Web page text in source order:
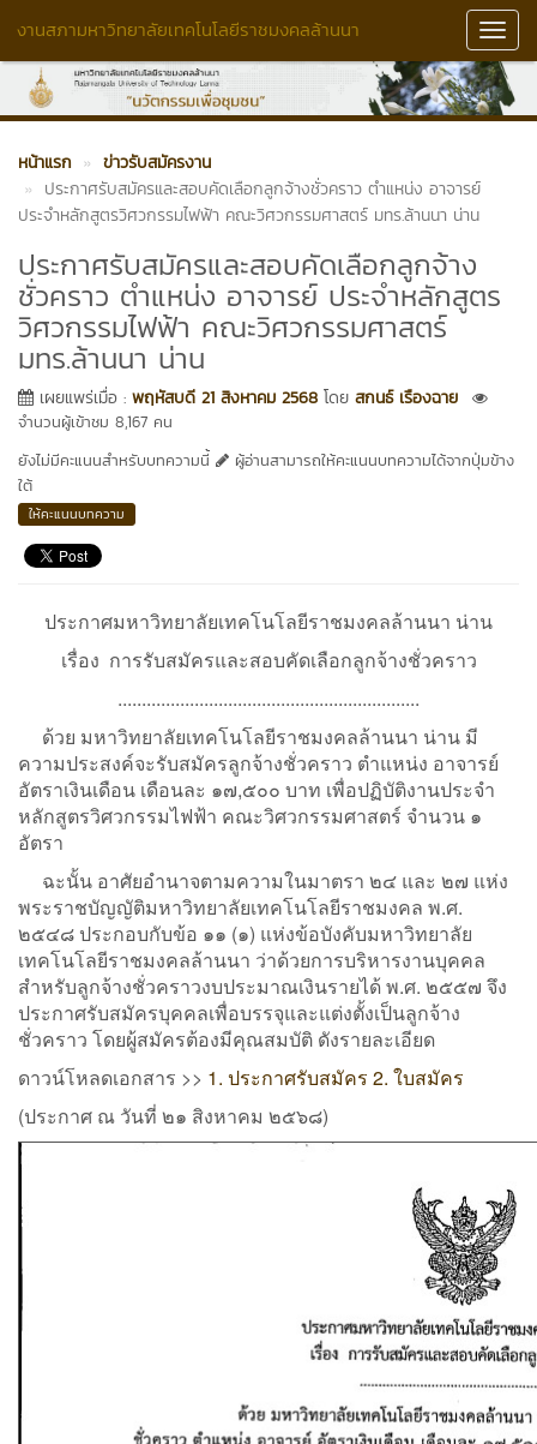
งานสภามหาวิทยาลัยเทคโนโลยีราชมงคลล้านนา
หน้าแรก
ข่าวรับสมัครงาน
ประกาศรับสมัครและสอบคัดเลือกลูกจ้างชั่วคราว ตำแหน่ง อาจารย์
ประจำหลักสูตรวิศวกรรมไฟฟ้า คณะวิศวกรรมศาสตร์ มทร.ล้านนา น่าน
ประกาศรับสมัครและสอบคัดเลือกลูกจ้าง
ชั่วคราว ตำแหน่ง อาจารย์ ประจำหลักสูตร
วิศวกรรมไฟฟ้า คณะวิศวกรรมศาสตร์
มทร.ล้านนา น่าน
เผยแพร่เมื่อ : พฤหัสบดี 21 สิงหาคม 2568 โดย สกนธ์ เรืองฉาย
จำนวนผู้เข้าชม 8,167 คน
ยังไม่มีคะแนนสำหรับบทความนี้
ผู้อ่านสามารถให้คะแนนบทความได้จากปุ่มข้าง
ใต้
ให้คะแนนบทความ
ประกาศมหาวิทยาลัยเทคโนโลยีราชมงคลล้านนา น่าน
เรื่อง การรับสมัครและสอบคัดเลือกลูกจ้างชั่วคราว
...............................................................
ด้วย มหาวิทยาลัยเทคโนโลยีราชมงคลล้านนา น่าน มี
ความประสงค์จะรับสมัครลูกจ้างชั่วคราว ตำแหน่ง อาจารย์
อัตราเงินเดือน เดือนละ ๑๗,๕๐๐ บาท เพื่อปฏิบัติงานประจำ
หลักสูตรวิศวกรรมไฟฟ้า คณะวิศวกรรมศาสตร์ จำนวน ๑
อัตรา
ฉะนั้น อาศัยอำนาจตามความในมาตรา ๒๔ และ ๒๗ แห่ง
พระราชบัญญัติมหาวิทยาลัยเทคโนโลยีราชมงคล พ.ศ.
๒๕๔๘ ประกอบกับข้อ ๑๑ (๑) แห่งข้อบังคับมหาวิทยาลัย
เทคโนโลยีราชมงคลล้านนา ว่าด้วยการบริหารงานบุคคล
สำหรับลูกจ้างชั่วคราวงบประมาณเงินรายได้ พ.ศ. ๒๕๕๗ จึง
ประกาศรับสมัครบุคคลเพื่อบรรจุและแต่งตั้งเป็นลูกจ้าง
ชั่วคราว โดยผู้สมัครต้องมีคุณสมบัติ ดังรายละเอียด
ดาวน์โหลดเอกสาร >> 1. ประกาศรับสมัคร 2. ใบสมัคร
(ประกาศ ณ วันที่ ๒๑ สิงหาคม ๒๕๖๘)